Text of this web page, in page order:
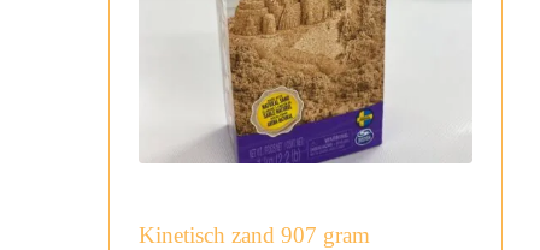
Kinetisch zand 907 gram